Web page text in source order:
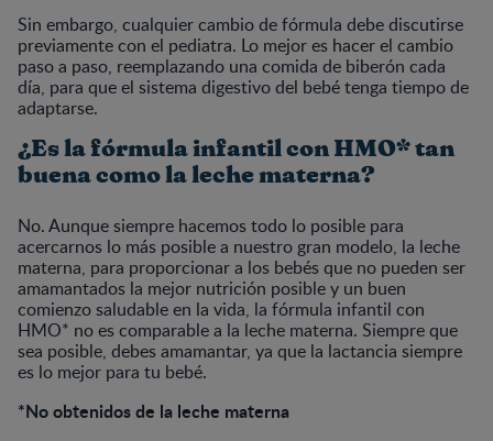
Sin embargo, cualquier cambio de fórmula debe discutirse
previamente con el pediatra. Lo mejor es hacer el cambio
paso a paso, reemplazando una comida de biberón cada
día, para que el sistema digestivo del bebé tenga tiempo de
adaptarse.
¿Es la fórmula infantil con HMO* tan
buena como la leche materna?
No. Aunque siempre hacemos todo lo posible para
acercarnos lo más posible a nuestro gran modelo, la leche
materna, para proporcionar a los bebés que no pueden ser
amamantados la mejor nutrición posible y un buen
comienzo saludable en la vida, la fórmula infantil con
HMO* no es comparable a la leche materna. Siempre que
sea posible, debes amamantar, ya que la lactancia siempre
es lo mejor para tu bebé.
*No obtenidos de la leche materna